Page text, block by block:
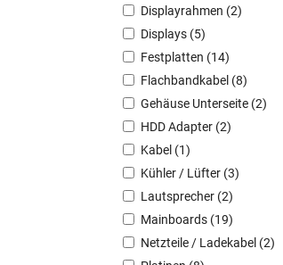
Displayrahmen (2)
Displays (5)
Festplatten (14)
Flachbandkabel (8)
Gehäuse Unterseite (2)
HDD Adapter (2)
Kabel (1)
Kühler / Lüfter (3)
Lautsprecher (2)
Mainboards (19)
Netzteile / Ladekabel (2)